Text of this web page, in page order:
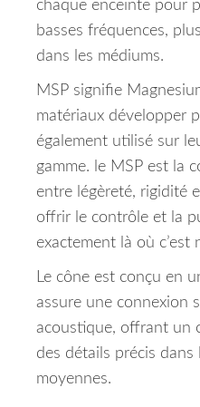
chaque enceinte pour
basses fréquences,
dans les médiums.
MSP signifie
matériaux développer
également utilisé sur
gamme. le MSP est la
entre légèreté, rigidité
offrir le contrôle et la
exactement là où c’est
Le cône est conçu en
assure une connexion
acoustique, offrant un
des détails précis dans
moyennes.